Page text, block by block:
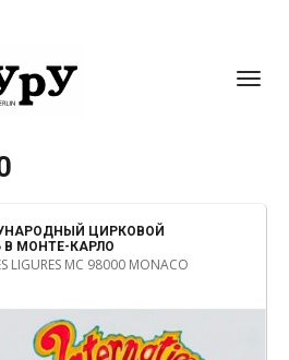
ЦИРКОВОЙ
В МОНТЕ-КАРЛО
LIGURES MC 98000 MONACO